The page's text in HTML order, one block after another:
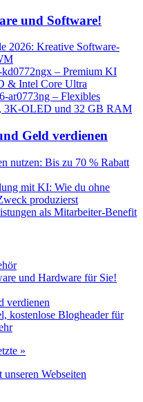
und Software!
2026: Kreative Software-
– Premium KI
& Intel Core Ultra
ar0773ng – Flexibles
3K-OLED und 32 GB RAM
Geld verdienen
nutzen: Bis zu 70 % Rabatt
mit KI: Wie du ohne
produzierst
als Mitarbeiter-Benefit
und Hardware für Sie!
verdienen
kostenlose Blogheader für
»
Webseiten